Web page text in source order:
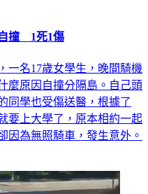
撞 1死1傷
一名17歲女學生，晚間騎機
麼原因自撞分隔島。自己頭
同學也受傷送醫，根據了
要上大學了，原本相約一起
因為無照騎車，發生意外。